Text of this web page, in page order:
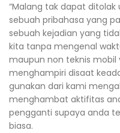
“Malang tak dapat
sebuah pribahasa yang
sebuah kejadian yang
kita tanpa mengenal
maupun non teknis mobil
menghampiri disaat
gunakan dari kami
menghambat aktifitas
pengganti supaya anda
biasa.